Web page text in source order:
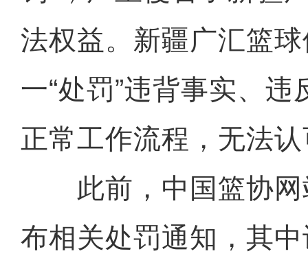
法权益。新疆广汇篮
一“处罚”违背事实、
正常工作流程，无法
此前，中国篮协网
布相关处罚通知，其